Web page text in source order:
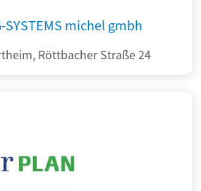
SYSTEMS michel gmbh
Röttbacher Straße 24